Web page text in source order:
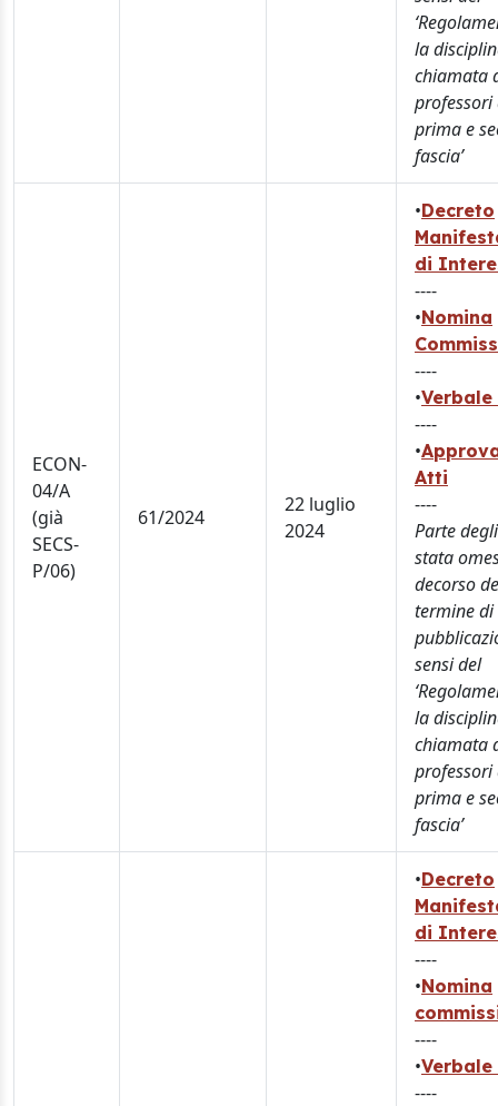
la
chiamata
professori
prima e
fascia’
ECON-
04/A
(già
SECS-
P/06)
61/2024
22 luglio
2024
•Decreto
di
----
•Nomina
----
•Verbale
----
•
Atti
----
Parte
stata
decorso
termine di
sensi del
la
chiamata
professori
prima e
fascia’
•Decreto
di
----
•Nomina
----
•Verbale
----